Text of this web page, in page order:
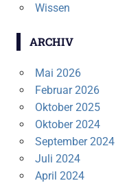
Wissen
ARCHIV
Mai 2026
Februar 2026
Oktober 2025
Oktober 2024
September 2024
Juli 2024
April 2024